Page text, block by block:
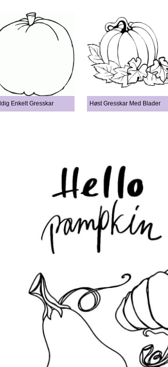
Enkelt Gresskar Høst Gresskar Med Blader